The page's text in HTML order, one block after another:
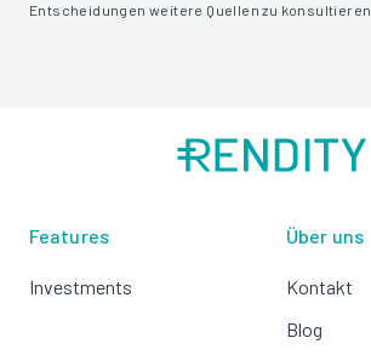
Entscheidungen weitere Quellen zu konsultieren.
Features
Investments
Über uns
Kontakt
Blog